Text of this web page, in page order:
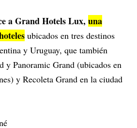
a Grand Hotels Lux, una
ubicados en tres destinos
y Uruguay, que también
y Panoramic Grand (ubicados en
y Recoleta Grand en la ciudad